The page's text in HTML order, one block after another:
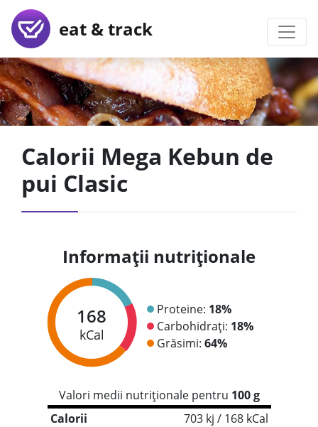
eat & track
Calorii Mega Kebun de
pui Clasic
Informații nutriționale
168
kCal
Proteine: 18%
Carbohidrați: 18%
Grăsimi: 64%
Valori medii nutriționale pentru 100 g
Calorii
703 kj / 168 kCal